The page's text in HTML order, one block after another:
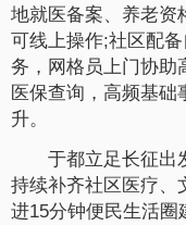
地就医备案、养老资
可线上操作;社区配
务，网格员上门协助
医保查询，高频基础
升。
于都立足长征出发
持续补齐社区医疗、
进15分钟便民生活圈